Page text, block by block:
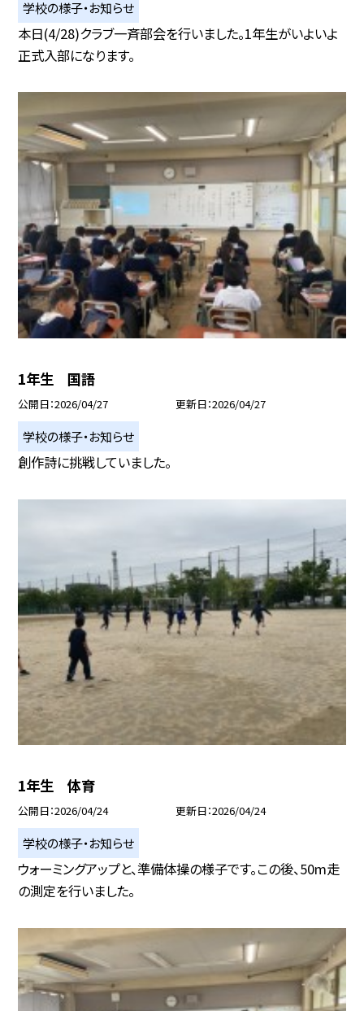
学校の様子・お知らせ
本日(4/28)クラブ一斉部会を行いました。1年生がいよいよ
正式入部になります。
1年生 国語
公開日 2026/04/27 更新日 2026/04/27
学校の様子・お知らせ
創作詩に挑戦していました。
1年生 体育
公開日 2026/04/24 更新日 2026/04/24
学校の様子・お知らせ
ウォーミングアップと、準備体操の様子です。この後、50m走
の測定を行いました。